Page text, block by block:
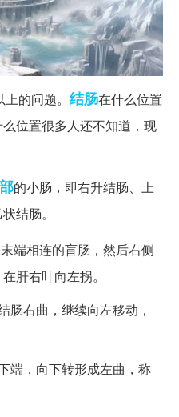
的问题。 结肠在什么位置
位置很多人还不知道，现
的小肠，即右升结肠、上
结肠。
端相连的盲肠，然后右侧
肝右叶向左拐。
肠右曲，继续向左移动，
端，向下转形成左曲，称